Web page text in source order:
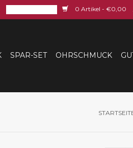
0 Artikel - €0,00
SPAR-SET OHRSCHMUCK